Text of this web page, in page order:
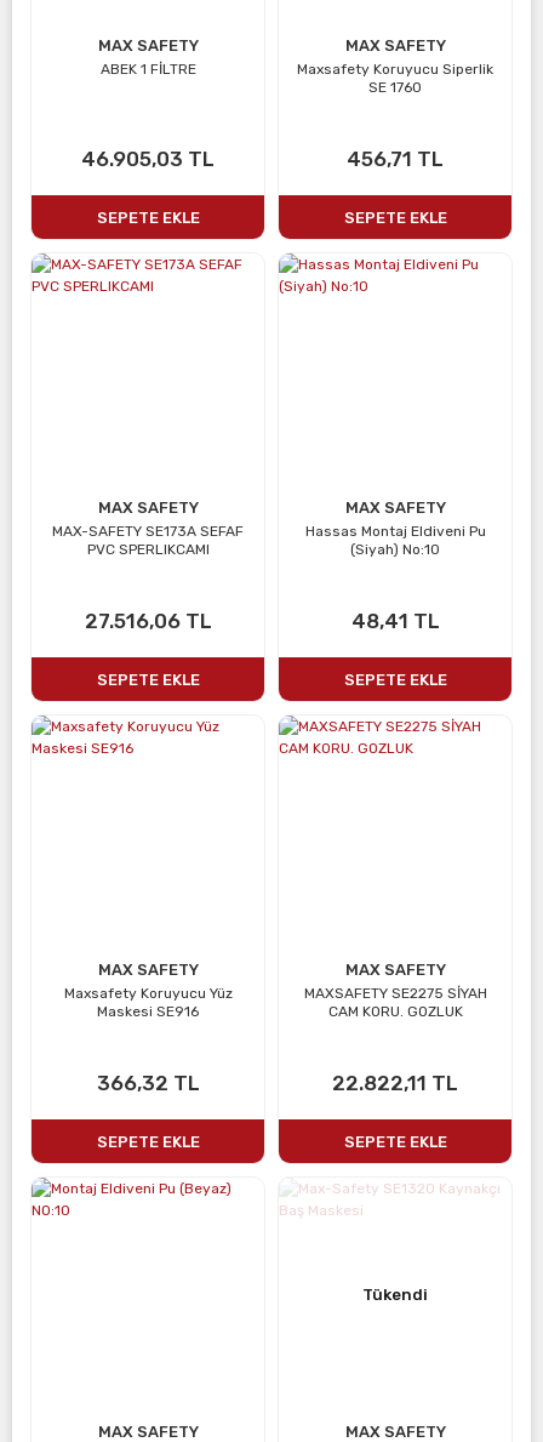
MAX SAFETY
ABEK 1 FİLTRE
46.905,03 TL
SEPETE EKLE
MAX SAFETY
Maxsafety Koruyucu Siperlik
SE 1760
456,71 TL
SEPETE EKLE
MAX SAFETY
MAX-SAFETY SE173A SEFAF
PVC SPERLIKCAMI
27.516,06 TL
SEPETE EKLE
MAX SAFETY
Hassas Montaj Eldiveni Pu
(Siyah) No:10
48,41 TL
SEPETE EKLE
MAX SAFETY
Maxsafety Koruyucu Yüz
Maskesi SE916
366,32 TL
SEPETE EKLE
MAX SAFETY
MAXSAFETY SE2275 SİYAH
CAM KORU. GOZLUK
22.822,11 TL
SEPETE EKLE
MAX SAFETY
Tükendi
MAX SAFETY